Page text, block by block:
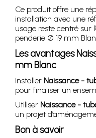
Ce produit offre une
installation avec une
usage reste centré sur
penderie Ø 19 mm
Les avantages
mm Blanc
Installer Naissance -
pour finaliser un
Utiliser Naissance -
un projet
Bon à savoir